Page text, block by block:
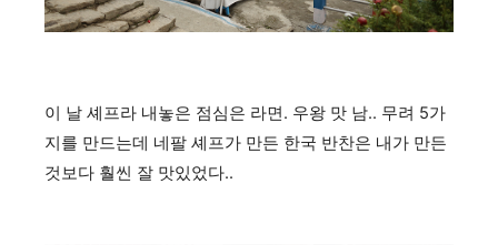
이 날 셰프라 내놓은 점심은 라면. 우왕 맛 남.. 무려 5가
지를 만드는데 네팔 셰프가 만든 한국 반찬은 내가 만든
것보다 훨씬 잘 맛있었다..